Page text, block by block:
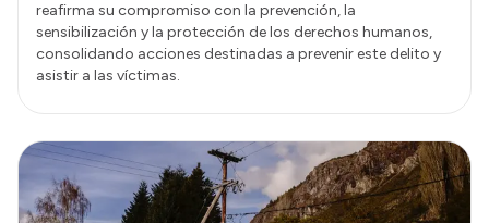
reafirma su compromiso con la prevención, la
sensibilización y la protección de los derechos humanos,
consolidando acciones destinadas a prevenir este delito y
asistir a las víctimas.